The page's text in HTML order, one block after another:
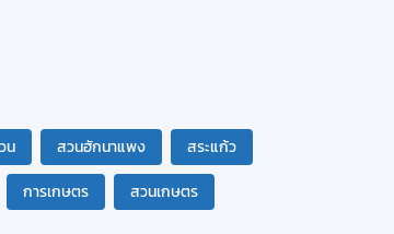
น สวนฮักนาแพง
สระแก้ว
การเกษตร สวนเกษตร